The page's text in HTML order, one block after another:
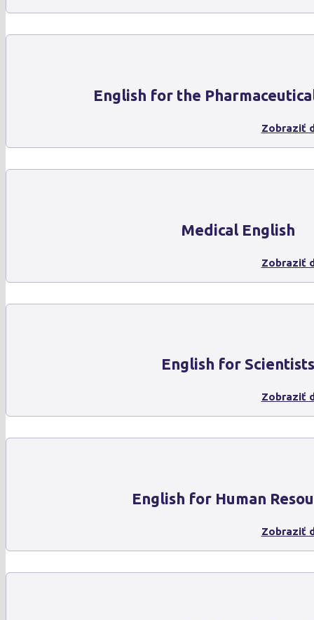
English for the
Zobraziť
Medical English
Zobraziť
English for Scientists
Zobraziť
English for Human
Zobraziť